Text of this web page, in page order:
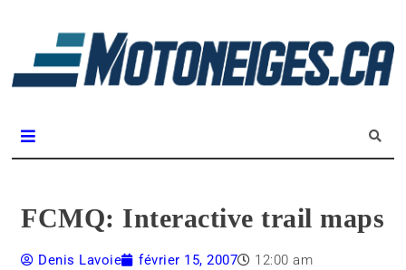
FCMQ: Interactive trail maps
Denis Lavoie février 15, 2007
12:00 am